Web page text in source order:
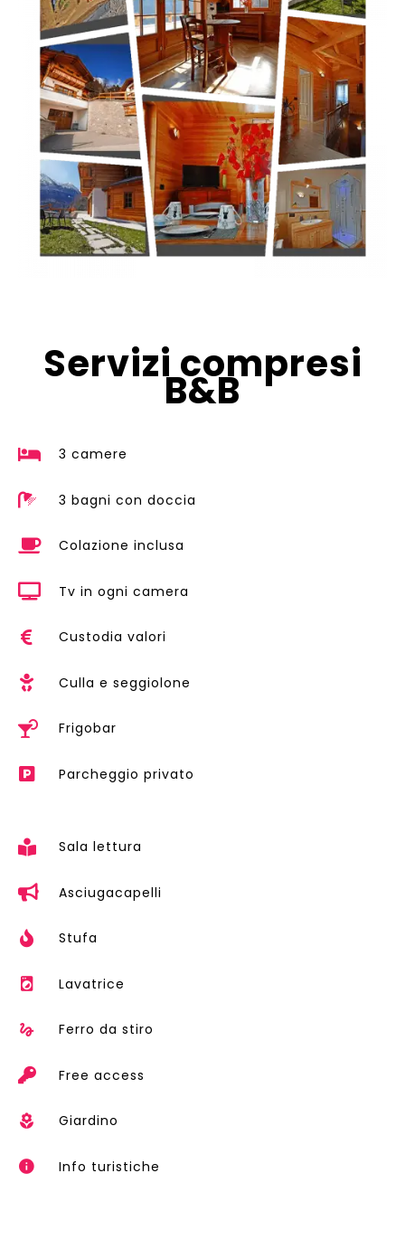
Servizi compresi
B&B
3 camere
3 bagni con doccia
Colazione inclusa
Tv in ogni camera
Custodia valori
Culla e seggiolone
Frigobar
Parcheggio privato
Sala lettura
Asciugacapelli
Stufa
Lavatrice
Ferro da stiro
Free access
Giardino
Info turistiche